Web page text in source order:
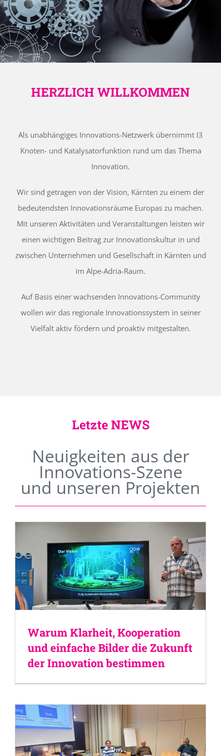
HERZLICH WILLKOMMEN
Als unabhängiges Innovations-Netzwerk übernimmt I3
Knoten- und Katalysatorfunktion rund um das Thema
Innovation.
Wir sind getragen von der Vision, Kärnten zu einem der
bedeutendsten Innovationsräume Europas zu machen.
Mit unseren Aktivitäten und Veranstaltungen leisten wir
einen wichtigen Beitrag zur Innovationskultur in und
zwischen Unternehmen und Gesellschaft in Kärnten und
im Alpe-Adria-Raum.
Auf Basis einer wachsenden Innovations-Community
wollen wir das regionale Innovationssystem in seiner
Vielfalt aktiv fördern und proaktiv mitgestalten.
Letzte NEWS
Neuigkeiten aus der
Innovations-Szene
und unseren Projekten
Warum Klarheit, Kooperation
und einfache Bilder die Zukunft
der Innovation bestimmen